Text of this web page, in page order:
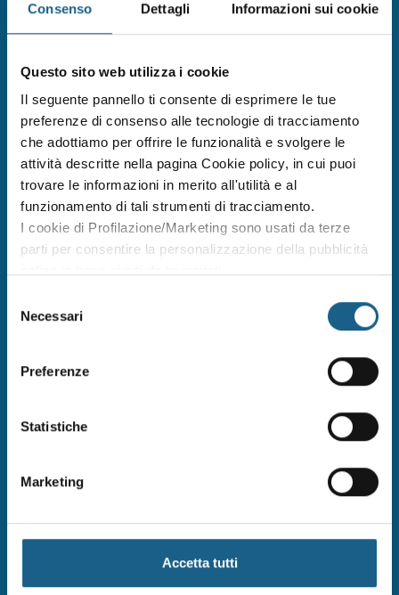
Consenso Dettagli Informazioni sui cookie
Questo sito web utilizza i cookie
Il seguente pannello ti consente di esprimere le tue
preferenze di consenso alle tecnologie di tracciamento
che adottiamo per offrire le funzionalità e svolgere le
attività descritte nella pagina Cookie policy, in cui puoi
trovare le informazioni in merito all'utilità e al
funzionamento di tali strumenti di tracciamento.
I cookie di Profilazione/Marketing sono usati da terze
parti per consentire la personalizzazione della pubblicità
qualsiasi momento. Consulta anche la nostra Privacy
delNecessari
Preferenze
Statistiche
Marketing
Accetta tutti
22/06/2026
Azioni e opportunità orientative, per la
promozione del successo formativo e il
contrasto alle povertà educative
Turismo, AI, Cybersecurity: FORMart
prende parte al We Make Future 2026